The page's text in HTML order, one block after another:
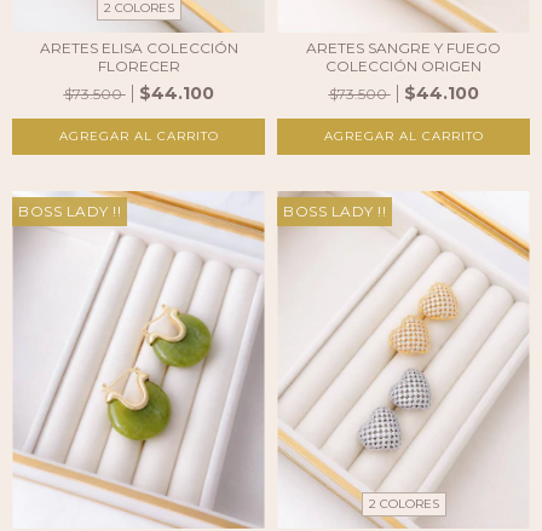
2 COLORES
ARETES ELISA COLECCIÓN
FLORECER
$73.500
$44.100
AGREGAR AL CARRITO
ARETES SANGRE Y FUEGO
COLECCIÓN ORIGEN
$73.500
$44.100
BOSS LADY !! BOSS LADY !!
2 COLORES